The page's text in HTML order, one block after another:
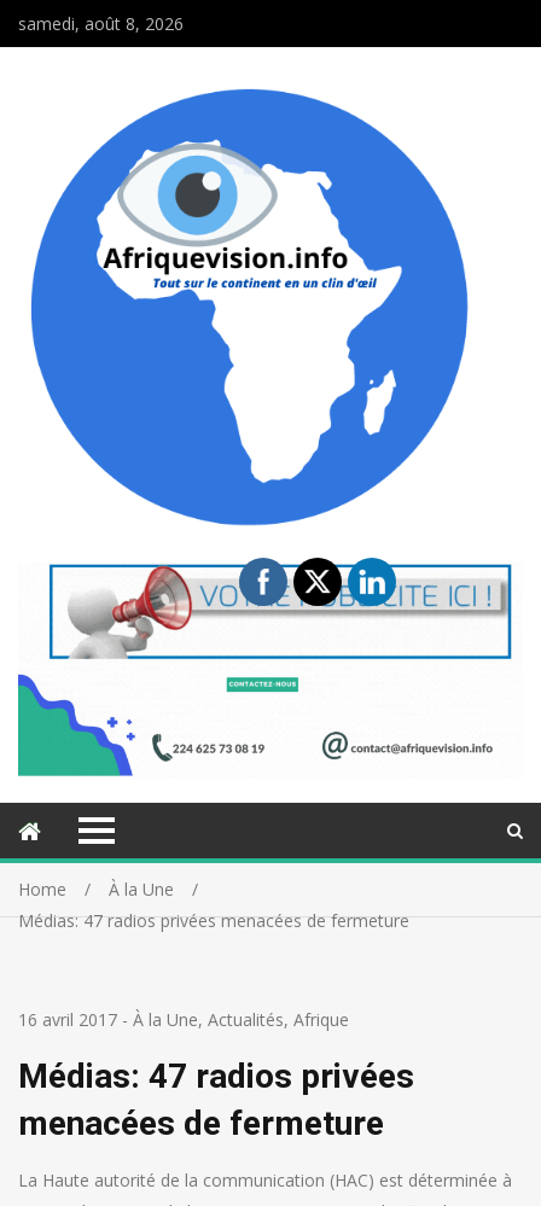
samedi, août 8, 2026
Home
À la Une
Médias: 47 radios privées menacées de fermeture
16 avril 2017 - À la Une, Actualités, Afrique
Médias: 47 radios privées
menacées de fermeture
La Haute autorité de la communication (HAC) est déterminée à